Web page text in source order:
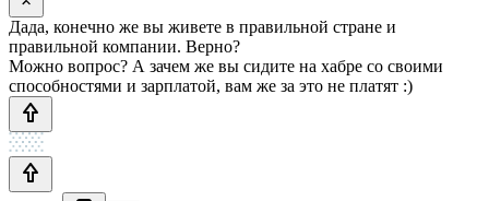
Дада, конечно же вы живете в правильной стране и
правильной компании. Верно?
Можно вопрос? А зачем же вы сидите на хабре со своими
способностями и зарплатой, вам же за это не платят :)